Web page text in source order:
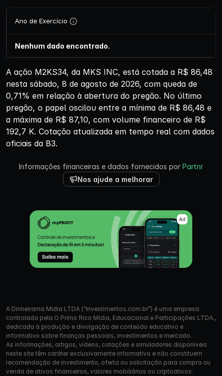
Ano de Exercício
Nenhum dado encontrado.
A ação M2KS34, da MKS INC, está cotada a R$ 86,48
nesta sábado, 8 de agosto de 2026, com queda de
0,71% em relação à abertura do pregão. No último
pregão, o papel oscilou entre a mínima de R$ 86,48 e
a máxima de R$ 87,10, com volume financeiro de R$
192,7 K. Cotação atualizada em tempo real com dados
oficiais da B3.
Informações financeiras e dados fornecidos por Partnr
Nos ajude a melhorar
A Dinheirama Mídia LTDA (“Investimentos.com.br”) é uma empresa
controlada pela O Primo Rico Mídia, Educacional e Participações LTDA.,
dedicada à produção e divulgação de conteúdo educativo e
informativo sobre finanças pessoais, investimentos e mercado.
As informações, artigos, vídeos, cotações e simuladores disponíveis
neste site têm caráter exclusivamente informativo e não constituem
recomendação de investimento, oferta ou solicitação para compra ou
venda de ativos financeiros, valores mobiliários ou criptoativos.